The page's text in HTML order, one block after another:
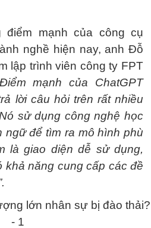
mạnh của công cụ
nghề hiện nay, anh Đỗ
lập trình viên công ty FPT
mạnh của ChatGPT
lời câu hỏi trên rất nhiều
sử dụng công nghệ học
ngữ để tìm ra mô hình phù
là giao diện dễ sử dụng,
khả năng cung cấp các đề